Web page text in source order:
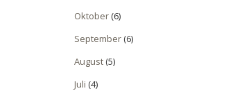
Oktober(6)
September(6)
August(5)
Juli (4)